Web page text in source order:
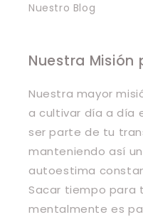
Nuestro Blog
Nuestra Misión
Nuestra mayor
a cultivar día a día
ser parte de tu
manteniendo así
autoestima
Sacar tiempo para
mentalmente es